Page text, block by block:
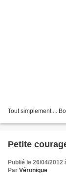
Tout simplement ...
Petite
Publié le 26/04/2012
Par Véronique